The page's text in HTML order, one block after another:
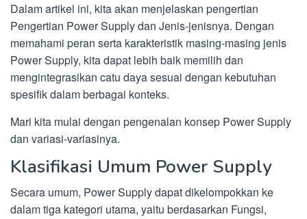
Dalam artikel ini, kita akan menjelaskan pengertian
Pengertian Power Supply dan Jenis-jenisnya. Dengan
memahami peran serta karakteristik masing-masing jenis
Power Supply, kita dapat lebih baik memilih dan
mengintegrasikan catu daya sesuai dengan kebutuhan
spesifik dalam berbagai konteks.
Mari kita mulai dengan pengenalan konsep Power Supply
dan variasi-variasinya.
Klasifikasi Umum Power Supply
Secara umum, Power Supply dapat dikelompokkan ke
dalam tiga kategori utama, yaitu berdasarkan Fungsi,